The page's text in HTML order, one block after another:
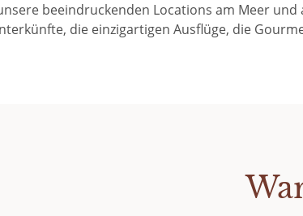
beeindruckenden Locations am Meer
die einzigartigen Ausflüge, die